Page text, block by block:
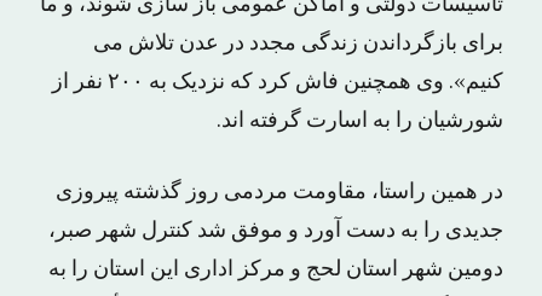
تأسیسات دولتی و اماکن عمومی باز سازی شوند، و ما
برای بازگرداندن زندگی مجدد در عدن تلاش می
کنیم». وی همچنین فاش کرد که نزدیک به ۲۰۰ نفر از
شورشیان را به اسارت گرفته اند.
در همین راستا، مقاومت مردمی روز گذشته پیروزی
جدیدی را به دست آورد و موفق شد کنترل شهر صبر،
دومین شهر استان لحج و مرکز اداری این استان را به